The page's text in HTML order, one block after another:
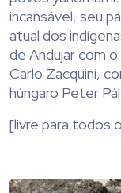
incansável, seu
atual dos
de Andujar com
Carlo Zacquini,
húngaro Peter
[livre para todos